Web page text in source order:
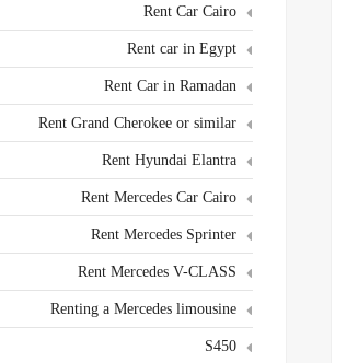
Rent Car Cairo
Rent car in Egypt
Rent Car in Ramadan
Rent Grand Cherokee or similar
Rent Hyundai Elantra
Rent Mercedes Car Cairo
Rent Mercedes Sprinter
Rent Mercedes V-CLASS
Renting a Mercedes limousine
S450